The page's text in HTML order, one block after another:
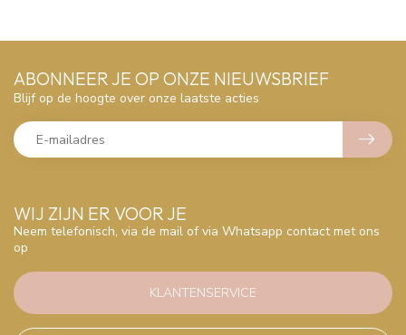
WIJ ZIJN ER VOOR JE
Neem telefonisch, via de mail of via Whatsapp contact met ons
op
KLANTENSERVICE
ABONNEER JE OP ONZE NIEUWSBRIEF
Blijf op de hoogte over onze laatste acties